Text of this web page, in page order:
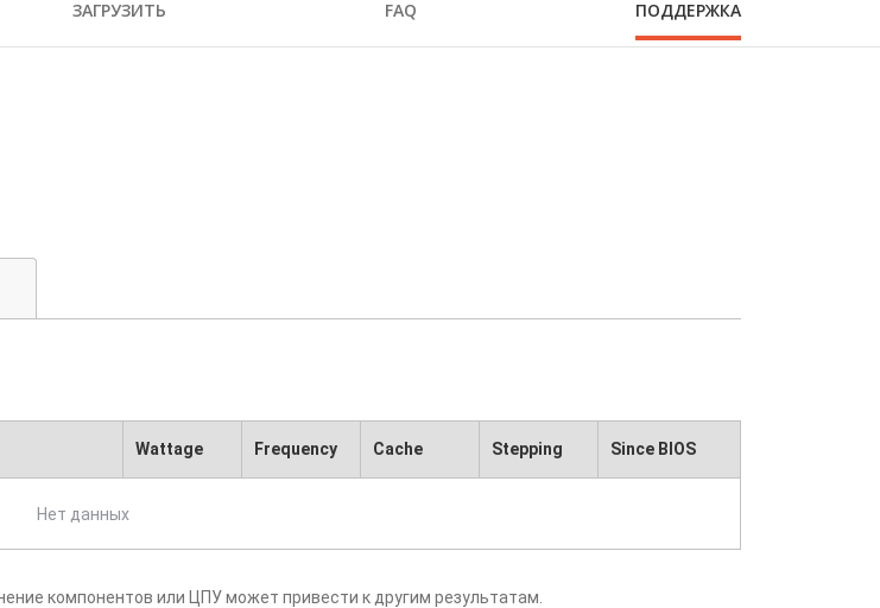
ЗАГРУЗИТЬ FAQ ПОДДЕРЖКА
Wattage Frequency Cache Stepping Since BIOS
Нет данных
компонентов или ЦПУ может привести к другим результатам.